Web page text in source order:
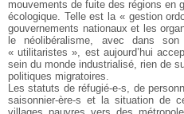
mouvements de fuite des régions en
écologique. Telle est la « gestion
gouvernements nationaux et les
le néolibéralisme, avec dans
« utilitaristes », est aujourd’hui
sein du monde industrialisé, rien de
politiques migratoires.
Les statuts de réfugié-e-s, de
saisonnier-ère-s et la situation de